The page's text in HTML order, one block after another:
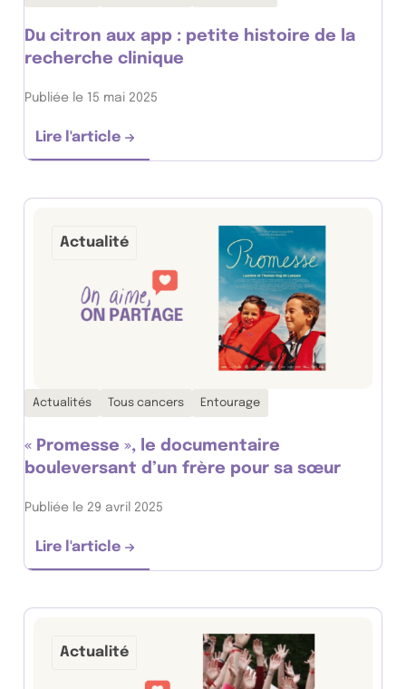
Du citron aux app : petite histoire de la
recherche clinique
Publiée le 15 mai 2025
Lire l'article
Du citron aux app : petite histoire de la
Actualité
Thématiques associées :
Actualités Tous cancers Entourage
« Promesse », le documentaire
bouleversant d’un frère pour sa sœur
Publiée le 29 avril 2025
Lire l'article
« Promesse », le documentaire
Actualité